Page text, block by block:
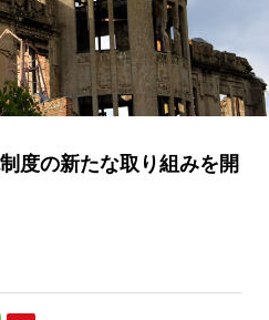
度の新たな取り組みを開